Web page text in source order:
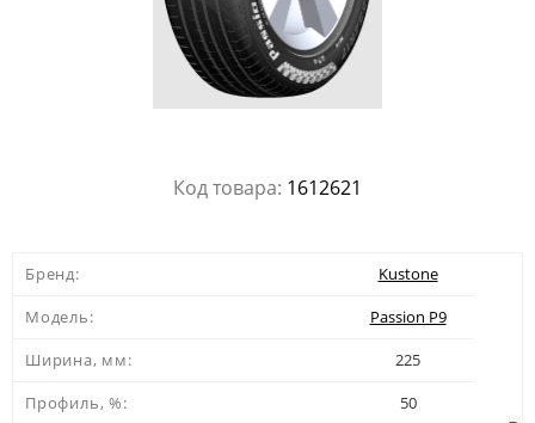
Код товара: 1612621
Бренд:
Kustone
Модель:
Passion P9
Ширина, мм:
225
Профиль, %:
50